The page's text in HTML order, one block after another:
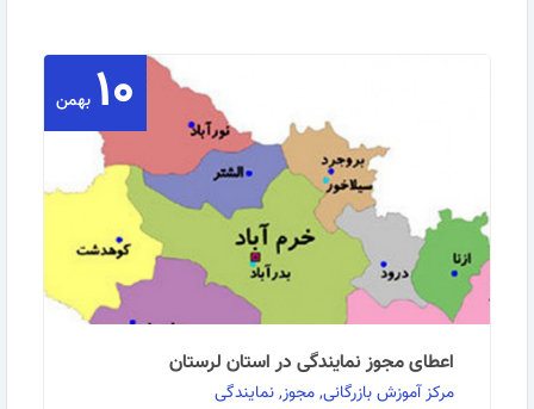
۱۰ بهمن
اعطای مجوز نمایندگی در استان لرستان
مرکز آموزش بازرگانی, مجوز, نمایندگی